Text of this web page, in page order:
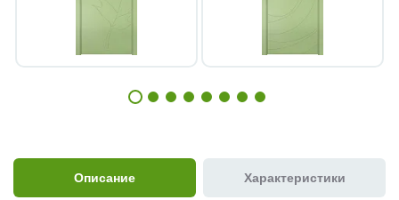
Описание Характеристики